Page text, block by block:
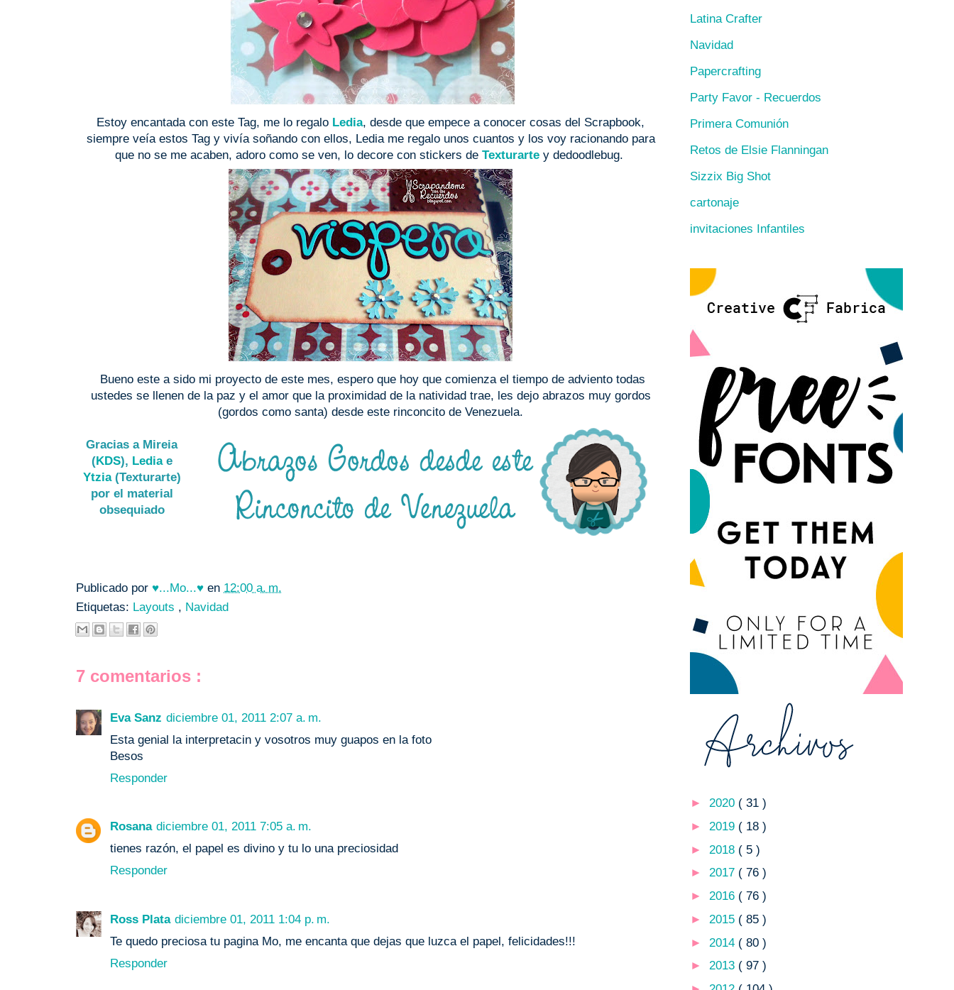
Estoy encantada con este Tag, me lo regalo Ledia, desde que empece a conocer cosas del Scrapbook,
siempre veía estos Tag y vivía soñando con ellos, Ledia me regalo unos cuantos y los voy racionando para
que no se me acaben, adoro como se ven, lo decore con stickers de Texturarte y dedoodlebug.
Bueno este a sido mi proyecto de este mes, espero que hoy que comienza el tiempo de adviento todas
ustedes se llenen de la paz y el amor que la proximidad de la natividad trae, les dejo abrazos muy gordos
(gordos como santa) desde este rinconcito de Venezuela.
Gracias a Mireia
(KDS), Ledia e
Ytzia (Texturarte)
por el material
obsequiado
Publicado por ♥...Mo...♥ en 12:00 a. m.
Etiquetas: Layouts , Navidad
7 comentarios :
Eva Sanz diciembre 01, 2011 2:07 a. m.
Esta genial la interpretacin y vosotros muy guapos en la foto
Besos
Responder
Rosana diciembre 01, 2011 7:05 a. m.
tienes razón, el papel es divino y tu lo una preciosidad
Responder
Ross Plata diciembre 01, 2011 1:04 p. m.
Te quedo preciosa tu pagina Mo, me encanta que dejas que luzca el papel, felicidades!!!
Responder
Latina Crafter
Navidad
Papercrafting
Party Favor - Recuerdos
Primera Comunión
Retos de Elsie Flanningan
Sizzix Big Shot
cartonaje
invitaciones Infantiles
► 2020 ( 31 )
► 2019 ( 18 )
► 2018 ( 5 )
► 2017 ( 76 )
► 2016 ( 76 )
► 2015 ( 85 )
► 2014 ( 80 )
► 2013 ( 97 )